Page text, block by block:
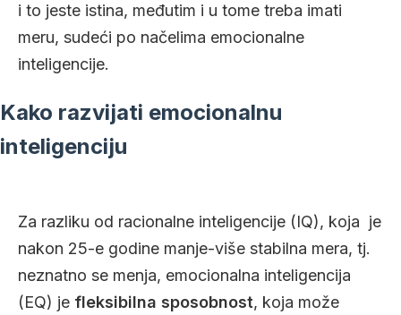
i to jeste istina, međutim i u tome treba imati
meru, sudeći po načelima emocionalne
inteligencije.
Kako razvijati emocionalnu
inteligenciju
Za razliku od racionalne inteligencije (IQ), koja je
nakon 25-e godine manje-više stabilna mera, tj.
neznatno se menja, emocionalna inteligencija
(EQ) je fleksibilna sposobnost, koja može